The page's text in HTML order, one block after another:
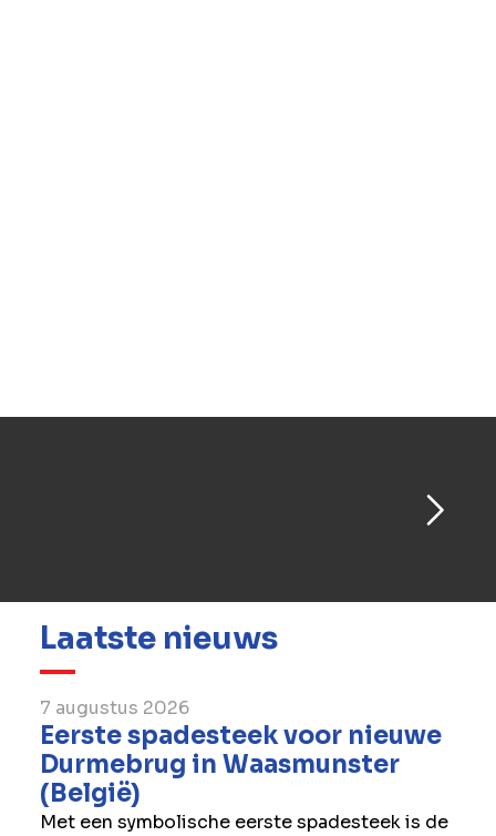
Laatste nieuws
7 augustus 2026
Eerste spadesteek voor nieuwe
Durmebrug in Waasmunster
(België)
Met een symbolische eerste spadesteek is de